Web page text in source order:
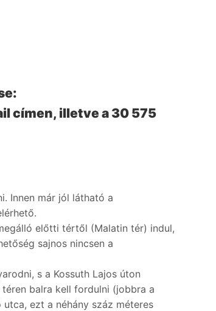
címen, illetve a 30 575
Innen már jól látható a
előtti tértől (Malatin tér) indul,
sajnos nincsen a
s a Kossuth Lajos úton
balra kell fordulni (jobbra a
ezt a néhány száz méteres